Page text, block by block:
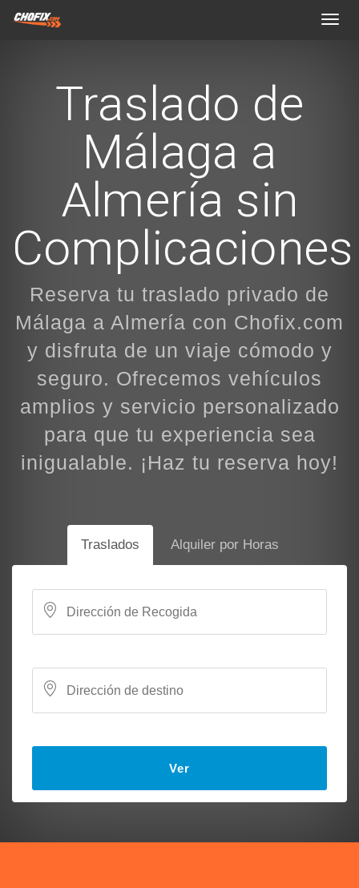
Traslado de
Málaga a
Almería sin
Complicaciones
Reserva tu traslado privado de
Málaga a Almería con Chofix.com
y disfruta de un viaje cómodo y
seguro. Ofrecemos vehículos
amplios y servicio personalizado
para que tu experiencia sea
inigualable. ¡Haz tu reserva hoy!
Traslados Alquiler por Horas
Ver